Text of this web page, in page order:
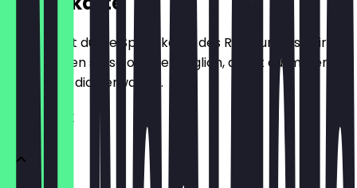
Hier findest du die Speisekarte des Restaurants. Wir
aktualisieren sie so oft wie möglich, damit du immer
weißt, was dich erwartet.
FRÜHSTÜCK